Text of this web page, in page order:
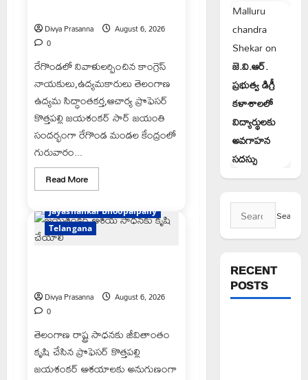
Divya Prasanna
August 6, 2026
0
రేగొండలో నివాళులర్పించిన కాంగ్రెస్
నాయకులు,ఉద్యమకారులు తెలంగాణ
ఉద్యమ సిద్ధాంతకర్త,ఆచార్య ప్రొఫెసర్
కొత్తపల్లి జయశంకర్ సార్ జయంతి
సందర్భంగా రేగొండ మండల కేంద్రంలో
గురువారం...
Read MoreRead
more
రేగొండలో
ఘనంగా
ఆచార్య
జయశంకర్
e69-stories
Jayashankar Bhoopalpally
Telangana
Divya Prasanna
August 6, 2026
0
తెలంగాణ రాష్ట్ర సాధనకు జీవితాంతం
కృషి చేసిన ప్రొఫెసర్ కొత్తపల్లి
జయశంకర్ ఆశయాలకు అనుగుణంగా
Malluru
chandra
Shekaron
జె.వి.ఆర్.
ప్రభుత్వ డిగ్రీ
కళాశాలలో
విద్యార్థులకు
అవగాహన
సదస్సు
Search
for:
RECENT
POSTS